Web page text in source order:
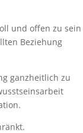
und offen zu sein
Beziehung
ganzheitlich zu